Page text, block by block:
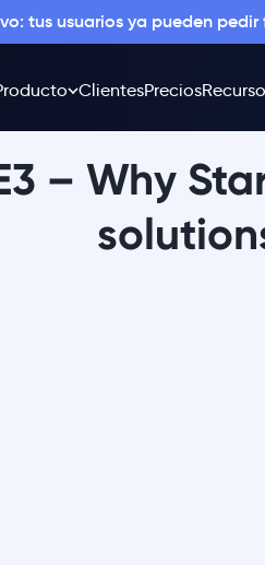
tus usuarios ya pueden
ClientesPrecios
– Why